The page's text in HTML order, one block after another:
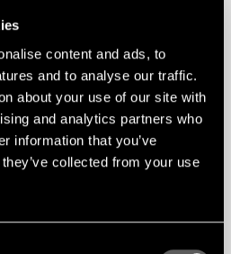
content and ads, to
and to analyse our traffic.
about your use of our site with
and analytics partners who
information that you’ve
collected from your use
vilket främjar långa perioder av